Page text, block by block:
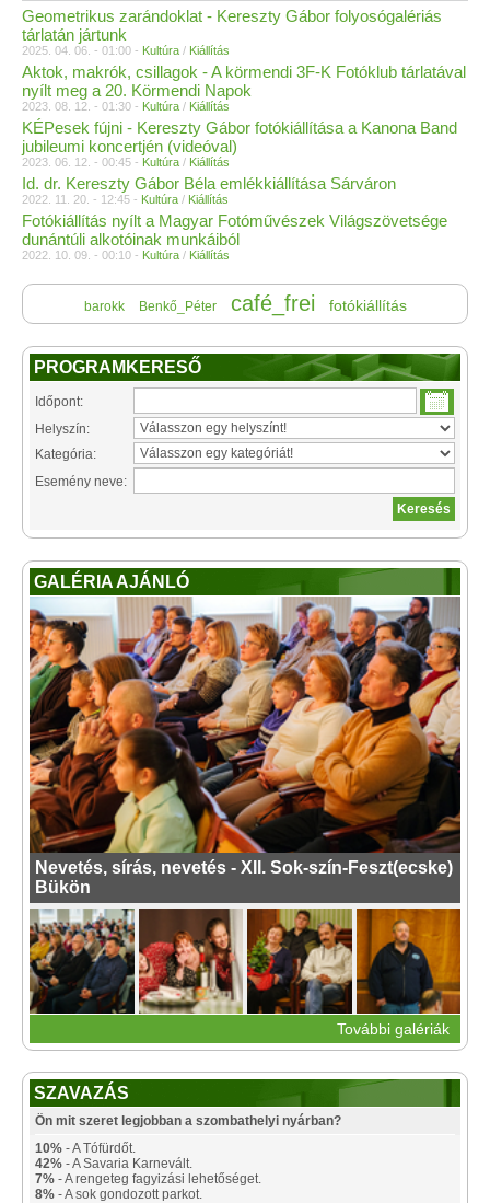
Geometrikus zarándoklat - Kereszty Gábor folyosógalériás
tárlatán jártunk
2025. 04. 06. - 01:00 - Kultúra / Kiállítás
Aktok, makrók, csillagok - A körmendi 3F-K Fotóklub tárlatával
nyílt meg a 20. Körmendi Napok
2023. 08. 12. - 01:30 - Kultúra / Kiállítás
KÉPesek fújni - Kereszty Gábor fotókiállítása a Kanona Band
jubileumi koncertjén (videóval)
2023. 06. 12. - 00:45 - Kultúra / Kiállítás
Id. dr. Kereszty Gábor Béla emlékkiállítása Sárváron
2022. 11. 20. - 12:45 - Kultúra / Kiállítás
Fotókiállítás nyílt a Magyar Fotóművészek Világszövetsége
dunántúli alkotóinak munkáiból
2022. 10. 09. - 00:10 - Kultúra / Kiállítás
barokk Benkő_Péter café_frei fotókiállítás
PROGRAMKERESŐ
Időpont:
Helyszín:
Kategória:
Esemény neve:
GALÉRIA AJÁNLÓ
Nevetés, sírás, nevetés - XII. Sok-szín-Feszt(ecske)
Bükön
További galériák
SZAVAZÁS
Ön mit szeret legjobban a szombathelyi nyárban?
10% - A Tófürdőt.
42% - A Savaria Karnevált.
7% - A rengeteg fagyizási lehetőséget.
8% - A sok gondozott parkot.